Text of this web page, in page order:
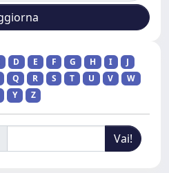
D E F G H I
J
Q R S T U V
W
Y Z